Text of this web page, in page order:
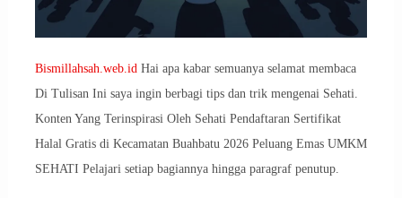
Bismillahsah.web.idHai apa kabar semuanya selamat membaca
Di Tulisan Ini saya ingin berbagi tips dan trik mengenai Sehati.
Konten Yang Terinspirasi Oleh Sehati Pendaftaran Sertifikat
Halal Gratis di Kecamatan Buahbatu 2026 Peluang Emas UMKM
SEHATI Pelajari setiap bagiannya hingga paragraf penutup.